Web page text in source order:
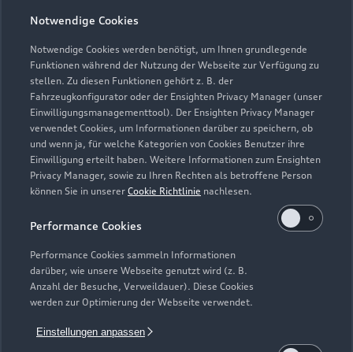
Notwendige Cookies
Notwendige Cookies werden benötigt, um Ihnen grundlegende
Funktionen während der Nutzung der Webseite zur Verfügung zu
stellen. Zu diesen Funktionen gehört z. B. der
Fahrzeugkonfigurator oder der Ensighten Privacy Manager (unser
Einwilligungsmanagementtool). Der Ensighten Privacy Manager
verwendet Cookies, um Informationen darüber zu speichern, ob
und wenn ja, für welche Kategorien von Cookies Benutzer ihre
Einwilligung erteilt haben. Weitere Informationen zum Ensighten
Privacy Manager, sowie zu Ihren Rechten als betroffene Person
können Sie in unserer Cookie Richtlinie nachlesen.
Performance Cookies
Performance Cookies sammeln Informationen
darüber, wie unsere Webseite genutzt wird (z. B.
Anzahl der Besuche, Verweildauer). Diese Cookies
werden zur Optimierung der Webseite verwendet.
Einstellungen anpassen
Zur Reparatur
Zurück nach oben
Modelle
Elektromodelle
Plug-in-Hybride
Neuwagensuche
Gebrauchtwagensuche
Service & Zubehör
Saisonale Angebote
Audi Services
Support
Über Audi